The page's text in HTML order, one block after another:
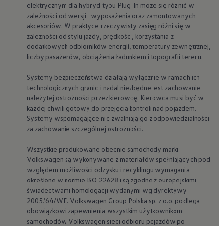
elektrycznym dla hybryd typu Plug-In może się różnić w
zależności od wersji i wyposażenia oraz zamontowanych
akcesoriów. W praktyce rzeczywisty zasięg różni się w
zależności od stylu jazdy, prędkości, korzystania z
dodatkowych odbiorników energii, temperatury zewnętrznej,
liczby pasażerów, obciążenia ładunkiem i topografii terenu.
Systemy bezpieczeństwa działają wyłącznie w ramach ich
technologicznych granic i nadal niezbędne jest zachowanie
należytej ostrożności przez kierowcę. Kierowca musi być w
każdej chwili gotowy do przejęcia kontroli nad pojazdem.
Systemy wspomagające nie zwalniają go z odpowiedzialności
za zachowanie szczególnej ostrożności.
Wszystkie produkowane obecnie samochody marki
Volkswagen są wykonywane z materiałów spełniających pod
względem możliwości odzysku i recyklingu wymagania
określone w normie ISO 22628 i są zgodne z europejskimi
świadectwami homologacji wydanymi wg dyrektywy
2005/64/WE. Volkswagen Group Polska sp. z o.o. podlega
obowiązkowi zapewnienia wszystkim użytkownikom
samochodów Volkswagen sieci odbioru pojazdów po